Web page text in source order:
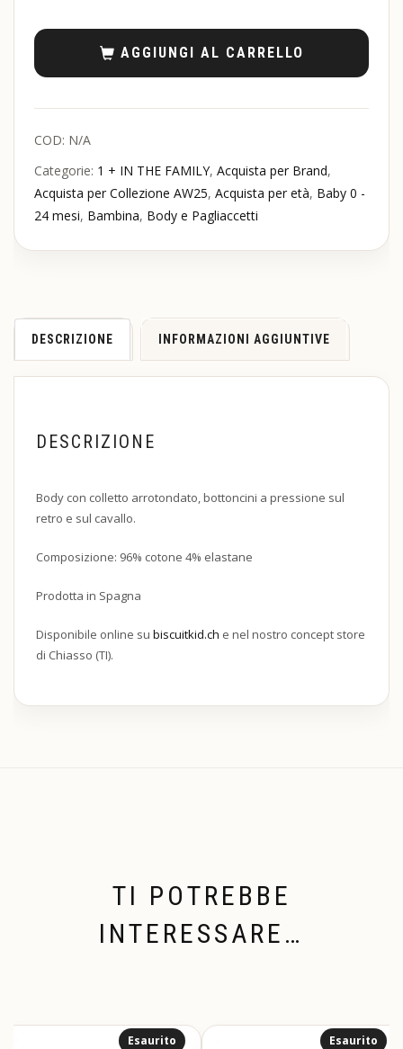
AGGIUNGI AL CARRELLO
COD: N/A
Categorie: 1 + IN THE FAMILY, Acquista per Brand,
Acquista per Collezione AW25, Acquista per età, Baby 0 -
24 mesi, Bambina, Body e Pagliaccetti
DESCRIZIONE INFORMAZIONI AGGIUNTIVE
DESCRIZIONE
Body con colletto arrotondato, bottoncini a pressione sul
retro e sul cavallo.
Composizione: 96% cotone 4% elastane
Prodotta in Spagna
Disponibile online su biscuitkid.ch e nel nostro concept store
di Chiasso (TI).
TI POTREBBE
INTERESSARE…
Esaurito Esaurito